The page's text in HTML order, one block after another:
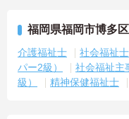
福岡県福岡市博多
介護福祉士 社会福祉士
パー2級）
社会福祉主
級）
精神保健福祉士